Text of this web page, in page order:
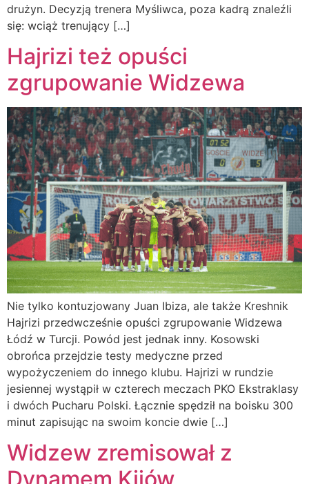
drużyn. Decyzją trenera Myśliwca, poza kadrą znaleźli
się: wciąż trenujący […]
Hajrizi też opuści
zgrupowanie Widzewa
Nie tylko kontuzjowany Juan Ibiza, ale także Kreshnik
Hajrizi przedwcześnie opuści zgrupowanie Widzewa
Łódź w Turcji. Powód jest jednak inny. Kosowski
obrońca przejdzie testy medyczne przed
wypożyczeniem do innego klubu. Hajrizi w rundzie
jesiennej wystąpił w czterech meczach PKO Ekstraklasy
i dwóch Pucharu Polski. Łącznie spędził na boisku 300
minut zapisując na swoim koncie dwie […]
Widzew zremisował z